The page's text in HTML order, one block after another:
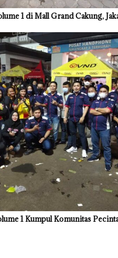
1 di Mall Grand Cakung,
1 Kumpul Komunitas